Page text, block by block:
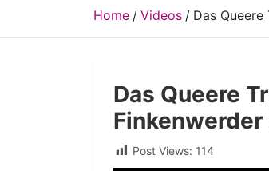
Home Videos Das
Das Queere
Post Views: 114